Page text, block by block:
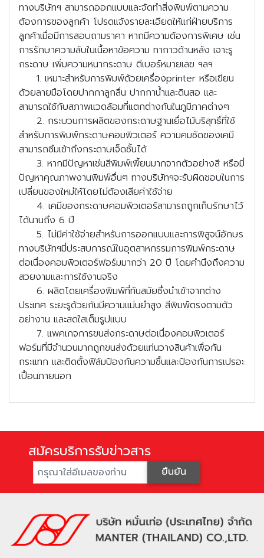
ทางบริษัทฯ สามารถออกแบบและจัดทำสิ่งพิมพ์ตามความ
ต้องการของลูกค้า โปรดแจ้งรายละเอียดให้แก่ฝ่ายบริการ
ลูกค้าเมื่อมีการสอบถามราคา หากมีความต้องการพิเศษ เช่น
การรักษาความลับในเนื้อหาข้อความ ทากาวด้านหลัง เจาะรู
กระดาษ เพิ่มความหนากระดาษ ตีเบอร์หมายเลข ฯลฯ
1. เหมาะสำหรับการพิมพ์ด้วยเครื่องprinter หรือเขียน
ด้วยลายมือโดยปากกาลูกลื่น ปากกาน้ำและดินสอ และ
สามารถใช้กับสภาพแวดล้อมที่แตกต่างกันในภูมิภาคต่างๆ
2. กระบวนการผลิตของกระดาษฐานเยื่อไม้บริสุทธิ์ที่ใช้
สำหรับการพิมพ์กระดาษคอมพิวเตอร์ ความคมชัดของเคมี
สามารถซึมเข้าถึงกระดาษเจ็ดชั้นได้
3. หากมีปัญหาเช่นสีพิมพ์เพี้ยนมากจากตัวอย่างสี หรือมี่
ปัญหาคุณภาพงานพิมพ์อื่นๆ ทางบริษัทฯจะรับผิดชอบในการ
เปลี่ยนของใหม่ให้โดยไม่ต้องเสียค่าใช้จ่าย
4. เคมีของกระดาษคอมพิวเตอร์สามารถถูกเก็บรักษาไว้
ได้นานถึง 6 ปี
5. ไม่มีค่าใช้จ่ายสำหรับการออกแบบและการพิสูจน์อักษร
ทางบริษัทฯมี่ประสบการณ์ในอุตสาหกรรมการพิมพ์กระดาษ
ต่อเนื่องคอมพิวเตอร์ฟอร์มมากว่า 20 ปี โดยคำนึงถึงความ
สวยงามและการใช้งานจริง
6. ผลิตโดยเครื่องพิมพ์ที่ทันสมัยซึ่งนำเข้าจากต่าง
ประเทศ ระยะรูด้วยกันมีความแม่นยำสูง สีพิมพ์ตรงตามตัว
อย่างาน และสดใสเต็มรูปแบบ
7. แพคเกจการขนส่งกระดาษต่อเนื่องคอมพิวเตอร์
ฟอร์มที่มีจำนวนมากถูกขนส่งด้วยแท่นวางสินค้าเพื่อกัน
กระแทก และติดตั้งฟิล์มป้องกันความชื้นและป้องกันการเปรอะ
เปื้อนภายนอก
สมัครบริการรับข่าวสาร
ยืนยัน